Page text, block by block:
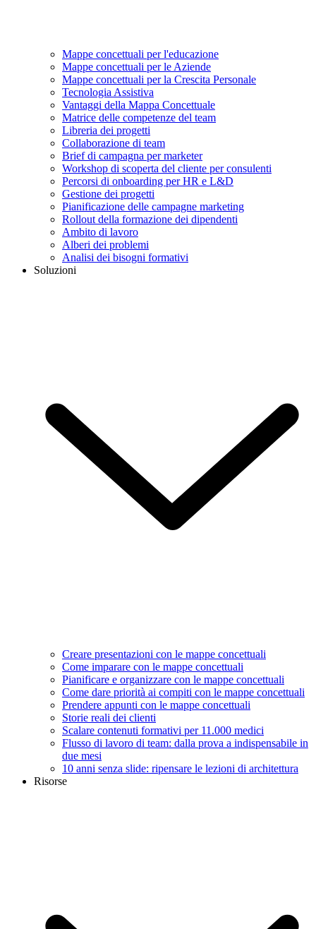
Mappe concettuali per l'educazione
Mappe concettuali per le Aziende
Mappe concettuali per la Crescita Personale
Tecnologia Assistiva
Vantaggi della Mappa Concettuale
Matrice delle competenze del team
Libreria dei progetti
Collaborazione di team
Brief di campagna per marketer
Workshop di scoperta del cliente per consulenti
Percorsi di onboarding per HR e L&D
Gestione dei progetti
Pianificazione delle campagne marketing
Rollout della formazione dei dipendenti
Ambito di lavoro
Alberi dei problemi
Analisi dei bisogni formativi
Soluzioni
Creare presentazioni con le mappe concettuali
Come imparare con le mappe concettuali
Pianificare e organizzare con le mappe concettuali
Come dare priorità ai compiti con le mappe concettuali
Prendere appunti con le mappe concettuali
Storie reali dei clienti
Scalare contenuti formativi per 11.000 medici
Flusso di lavoro di team: dalla prova a indispensabile in
due mesi
10 anni senza slide: ripensare le lezioni di architettura
Risorse